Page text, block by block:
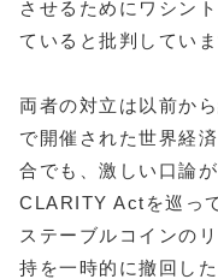
させるためにワシン
ていると批判していま
両者の対立は以前か
で開催された世界経
合でも、激しい口論
CLARITY Actを巡っ
ステーブルコインの
持を一時的に撤回し